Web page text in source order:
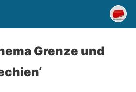
Grenze und